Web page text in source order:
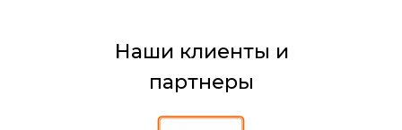
Доставляем грузы по всей
России с 2006 года
Наши клиенты и
партнеры